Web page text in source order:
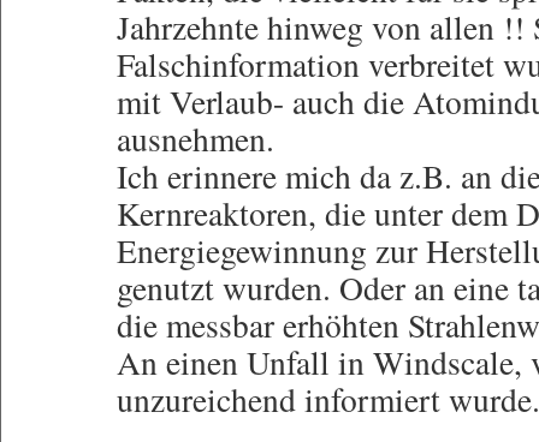
Jahrzehnte hinweg von allen !!
Falschinformation verbreitet
mit Verlaub- auch die
ausnehmen.
Ich erinnere mich da z.B. an
Kernreaktoren, die unter dem
Energiegewinnung zur
genutzt wurden. Oder an eine
die messbar erhöhten
An einen Unfall in Windscale,
unzureichend informiert